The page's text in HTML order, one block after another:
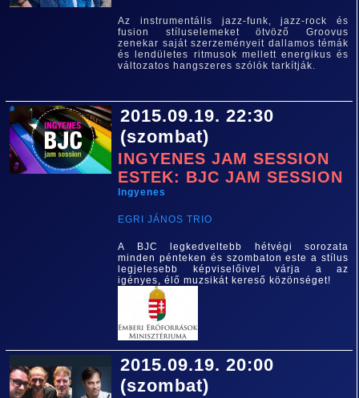
Az instrumentális jazz-funk, jazz-rock és
fusion stíluselemeket ötvöző Groovus
zenekar saját szerzeményeit dallamos témák
és lendületes ritmusok mellett energikus és
változatos hangszeres szólók tarkítják.
2015.09.19. 22:30
(szombat)
INGYENES JAM SESSION
ESTEK: BJC JAM SESSION
Ingyenes
EGRI JÁNOS TRIO
A BJC legkedveltebb hétvégi sorozata
minden pénteken és szombaton este a stílus
legjelesebb képviselőivel várja a az
igényes, élő muzsikát kereső közönséget!
2015.09.19. 20:00
(szombat)